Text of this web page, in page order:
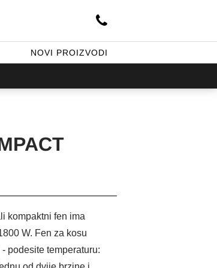
NOVI PROIZVODI
kompaktni fen ima
W. Fen za kosu
podesite temperaturu: